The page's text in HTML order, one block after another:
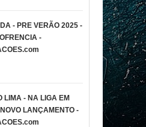
- PRE VERÃO 2025 -
-
LIMA - NA LIGA EM
LANÇAMENTO -